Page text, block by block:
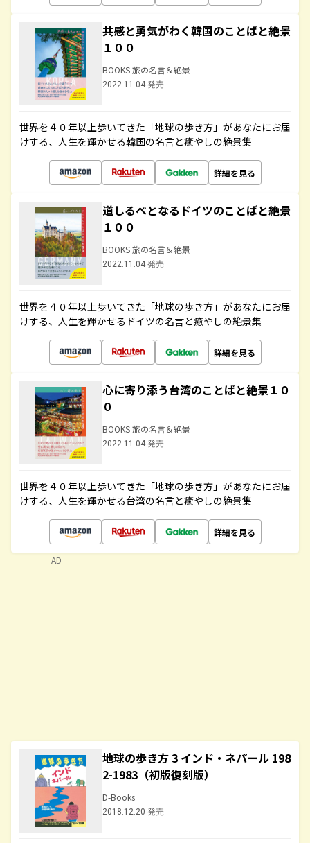
共感と勇気がわく韓国のことばと絶景
１００
BOOKS 旅の名言＆絶景
2022.11.04 発売
世界を４０年以上歩いてきた「地球の歩き方」があなたにお届
けする、人生を輝かせる韓国の名言と癒やしの絶景集
詳細を見る
道しるべとなるドイツのことばと絶景
１００
BOOKS 旅の名言＆絶景
2022.11.04 発売
世界を４０年以上歩いてきた「地球の歩き方」があなたにお届
けする、人生を輝かせるドイツの名言と癒やしの絶景集
詳細を見る
心に寄り添う台湾のことばと絶景１０
０
BOOKS 旅の名言＆絶景
2022.11.04 発売
世界を４０年以上歩いてきた「地球の歩き方」があなたにお届
けする、人生を輝かせる台湾の名言と癒やしの絶景集
詳細を見る
地球の歩き方 3 インド・ネパール 198
2-1983（初版復刻版）
D-Books
2018.12.20 発売
AD